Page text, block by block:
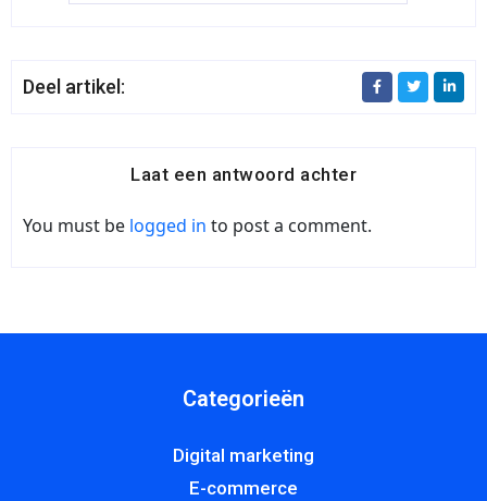
Deel artikel:
Laat een antwoord achter
You must be logged in to post a comment.
Categorieën
Digital marketing
E-commerce